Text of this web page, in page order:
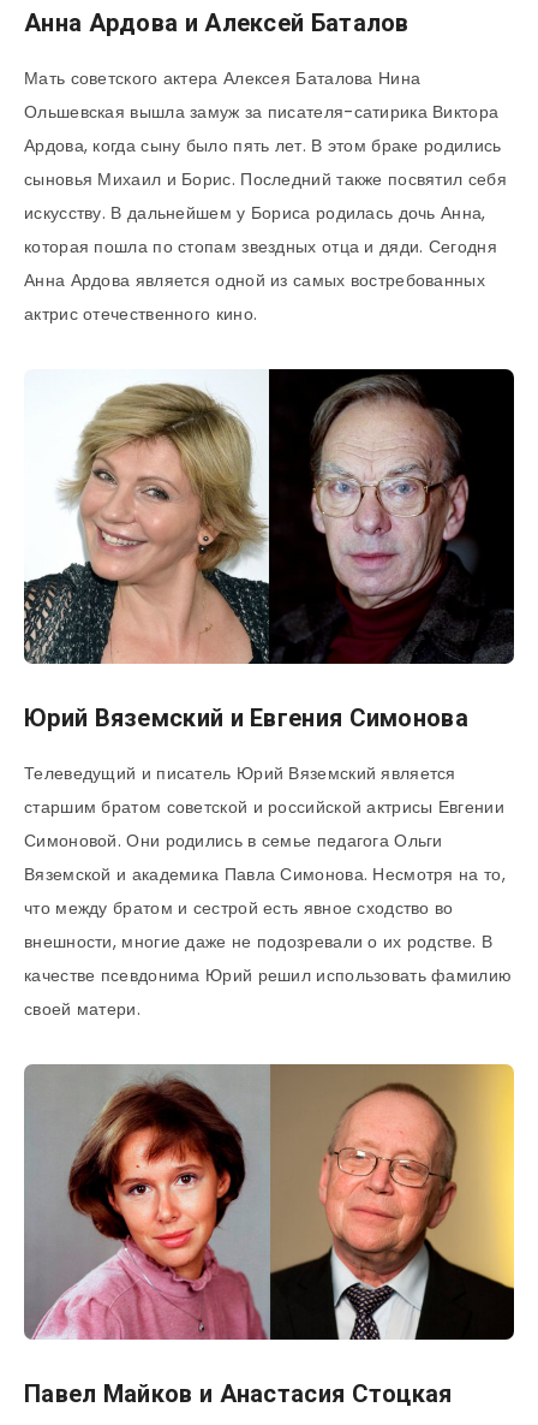
Анна Ардова и Алексей Баталов
Мать советского актера Алексея Баталова Нина
Ольшевская вышла замуж за писателя-сатирика Виктора
Ардова, когда сыну было пять лет. В этом браке родились
сыновья Михаил и Борис. Последний также посвятил себя
искусству. В дальнейшем у Бориса родилась дочь Анна,
которая пошла по стопам звездных отца и дяди. Сегодня
Анна Ардова является одной из самых востребованных
актрис отечественного кино.
Юрий Вяземский и Евгения Симонова
Телеведущий и писатель Юрий Вяземский является
старшим братом советской и российской актрисы Евгении
Симоновой. Они родились в семье педагога Ольги
Вяземской и академика Павла Симонова. Несмотря на то,
что между братом и сестрой есть явное сходство во
внешности, многие даже не подозревали о их родстве. В
качестве псевдонима Юрий решил использовать фамилию
своей матери.
Павел Майков и Анастасия Стоцкая